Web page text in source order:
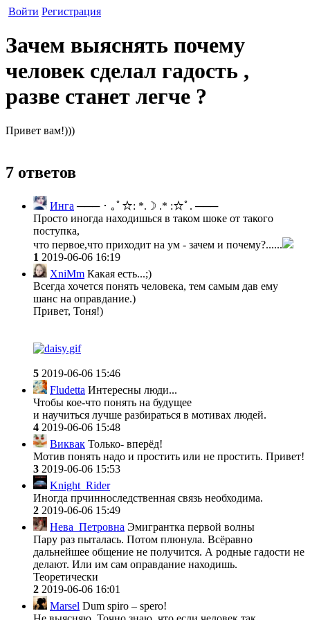
Войти Регистрация
Зачем выяснять почему
человек сделал гадость ,
разве станет легче ?
Привет вам!)))
7 ответов
Инга ─── ･ ｡ﾟ☆: *.☽ .* :☆ﾟ. ───
Просто иногда находишься в таком шоке от такого
поступка,
что первое,что приходит на ум - зачем и почему?......
1 2019-06-06 16:19
XniMm Какая есть...;)
Всегда хочется понять человека, тем самым дав ему
шанс на оправдание.)
Привет, Тоня!)
5 2019-06-06 15:46
Fludetta Интересны люди...
Чтобы кое-что понять на будущее
и научиться лучше разбираться в мотивах людей.
4 2019-06-06 15:48
Виквак Только- вперёд!
Мотив понять надо и простить или не простить. Привет!
3 2019-06-06 15:53
Knight_Rider
Иногда прчинноследственная связь необходима.
2 2019-06-06 15:49
Нева_Петровна Эмигрантка первой волны
Пару раз пыталась. Потом плюнула. Всёравно
дальнейшее общение не получится. А родные гадости не
делают. Или им сам оправдание находишь.
Теоретически
2 2019-06-06 16:01
Marsel Dum spiro – spero!